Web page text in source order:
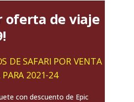
oferta de viaje
DE SAFARI POR VENTA
2021-24
con descuento de Epic